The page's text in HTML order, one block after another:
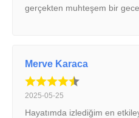
gerçekten muhteşem bir
Merve Karaca
2025-05-25
Hayatımda izlediğim en